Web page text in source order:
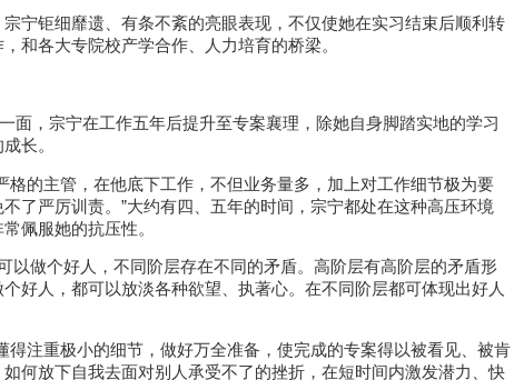
宁钜细靡遗、有条不紊的亮眼表现，不仅使她在实习结束后顺利转
和各大专院校产学合作、人力培育的桥梁。
面，宗宁在工作五年后提升至专案襄理，除她自身脚踏实地的学习
长。
格的主管，在他底下工作，不但业务量多，加上对工作细节极为要
了严厉训责。”大约有四、五年的时间，宗宁都处在这种高压环境
常佩服她的抗压性。
以做个好人，不同阶层存在不同的矛盾。高阶层有高阶层的矛盾形
好人，都可以放淡各种欲望、执著心。在不同阶层都可体现出好人
得注重极小的细节，做好万全准备，使完成的专案得以被看见、被肯
何放下自我去面对别人承受不了的挫折，在短时间内激发潜力、快